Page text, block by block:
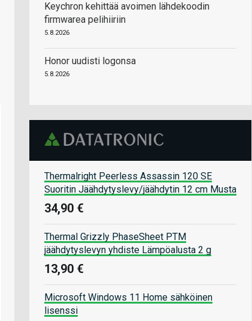
Keychron kehittää avoimen lähdekoodin
firmwarea pelihiiriin
5.8.2026
Honor uudisti logonsa
5.8.2026
Thermalright Peerless Assassin 120 SE
Suoritin Jäähdytyslevy/jäähdytin 12 cm Musta
34,90 €
Thermal Grizzly PhaseSheet PTM
jäähdytyslevyn yhdiste Lämpöalusta 2 g
13,90 €
Microsoft Windows 11 Home sähköinen
lisenssi